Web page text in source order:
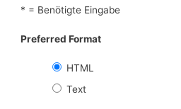
* = Benötigte Eingabe
Preferred Format
HTML
Text